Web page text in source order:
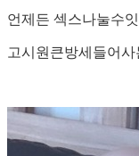
언제든 섹스나눌수
고시원큰방세들어사